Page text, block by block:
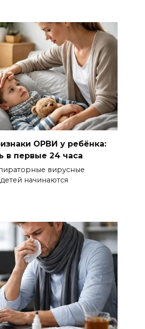
ОРВИ у ребёнка:
в первые 24 часа
вирусные
начинаются